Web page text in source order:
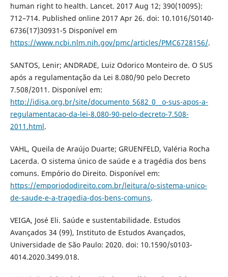
human right to health. Lancet. 2017 Aug 12; 390(10095):
712–714. Published online 2017 Apr 26. doi: 10.1016/S0140-
6736(17)30931-5 Disponível em
https://www.ncbi.nlm.nih.gov/pmc/articles/PMC6728156/.
SANTOS, Lenir; ANDRADE, Luiz Odorico Monteiro de. O SUS
após a regulamentação da Lei 8.080/90 pelo Decreto
7.508/2011. Disponível em:
http://idisa.org.br/site/documento_5682_0__o-sus-apos-a-
regulamentacao-da-lei-8.080-90-pelo-decreto-7.508-
2011.html.
VAHL, Queila de Araújo Duarte; GRUENFELD, Valéria Rocha
Lacerda. O sistema único de saúde e a tragédia dos bens
comuns. Empório do Direito. Disponível em:
https://emporiododireito.com.br/leitura/o-sistema-unico-
de-saude-e-a-tragedia-dos-bens-comuns.
VEIGA, José Eli. Saúde e sustentabilidade. Estudos
Avançados 34 (99), Instituto de Estudos Avançados,
Universidade de São Paulo: 2020. doi: 10.1590/s0103-
4014.2020.3499.018.